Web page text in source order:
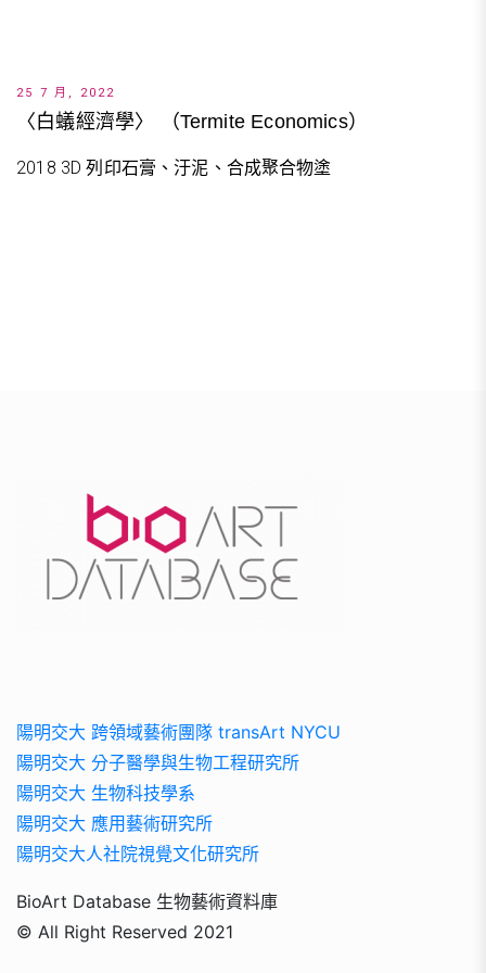
25 7 月, 2022
〈白蟻經濟學〉 （Termite Economics）
2018 3D 列印石膏、汙泥、合成聚合物塗
陽明交大 跨領域藝術團隊 transArt NYCU
陽明交大 分子醫學與生物工程研究所
陽明交大 生物科技學系
陽明交大 應用藝術研究所
陽明交大人社院視覺文化研究所
BioArt Database 生物藝術資料庫
© All Right Reserved 2021